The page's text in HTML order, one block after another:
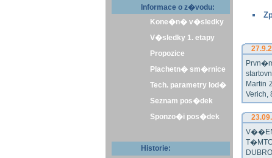
Informace o z�vodu:
Kone�n� v�sledky
V�sledky 1. etapy
Propozice
Plachetn� sm�rnice
Tech. parametry lod�
Seznam pos�dek
Sponzo�i pos�dek
Historie:
Martin